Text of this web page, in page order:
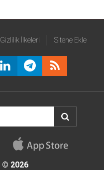
Gizlilik İlkeleri Sitene Ekle
© 2026